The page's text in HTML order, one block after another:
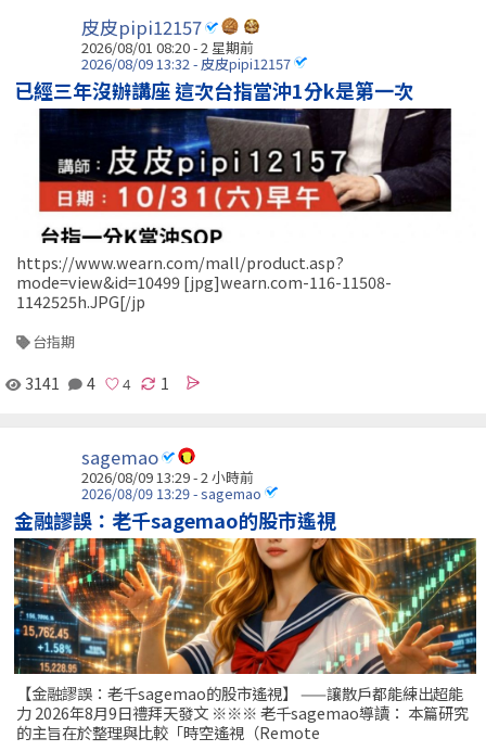
皮皮pipi12157
2026/08/01 08:20 - 2 星期前
2026/08/09 13:32 - 皮皮pipi12157
已經三年沒辦講座 這次台指當沖1分k是第一次
https://www.wearn.com/mall/product.asp?
mode=view&id=10499 [jpg]wearn.com-116-11508-
1142525h.JPG[/jp
台指期
3141 4 1
sagemao
2026/08/09 13:29 -2 小時前
2026/08/09 13:29 - sagemao
金融謬誤：老千sagemao的股市遙視
【金融謬誤：老千sagemao的股市遙視】 ——讓散戶都能練出超能
力 2026年8月9日禮拜天發文 ※※※ 老千sagemao導讀： 本篇研究
的主旨在於整理與比較「時空遙視（Remote